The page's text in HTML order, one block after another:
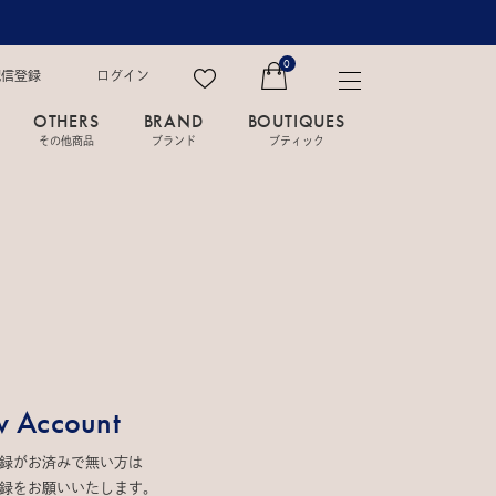
登録 ログイン
0
OTHERS
その他商品
BRAND
ブランド
BOUTIQUES
ブティック
Account
がお済みで無い方は
をお願いいたします。